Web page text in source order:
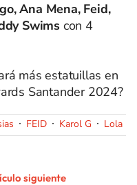
Ana Mena, Feid,
Swims con 4
más estatuillas en
Santander 2024?
FEID Karol G Lola
siguiente